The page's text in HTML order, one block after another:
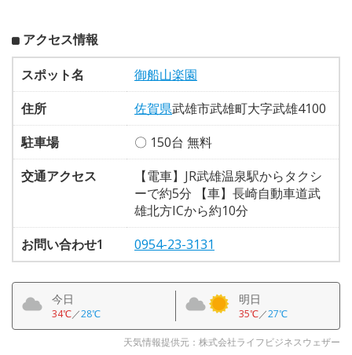
アクセス情報
スポット名
御船山楽園
住所
佐賀県武雄市武雄町大字武雄4100
駐車場
〇 150台 無料
交通アクセス
【電車】JR武雄温泉駅からタクシ
ーで約5分 【車】長崎自動車道武
雄北方ICから約10分
お問い合わせ1
0954-23-3131
今日
34℃／28℃
明日
35℃／27℃
天気情報提供元：株式会社ライフビジネスウェザー